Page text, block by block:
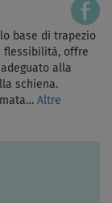
base di trapezio
flessibilità, offre
alla
schiena.
Altre